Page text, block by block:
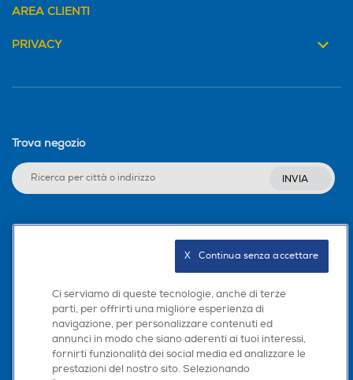
AREA CLIENTI
PRIVACY
Trova negozio
INVIA
Scarica la nostra app
Ci serviamo di queste tecnologie, anche di terze
parti, per offrirti una migliore esperienza di
navigazione, per personalizzare contenuti ed
annunci in modo che siano aderenti ai tuoi interessi,
fornirti funzionalità dei social media ed analizzare le
prestazioni del nostro sito. Selezionando
X   Continua senza accettare